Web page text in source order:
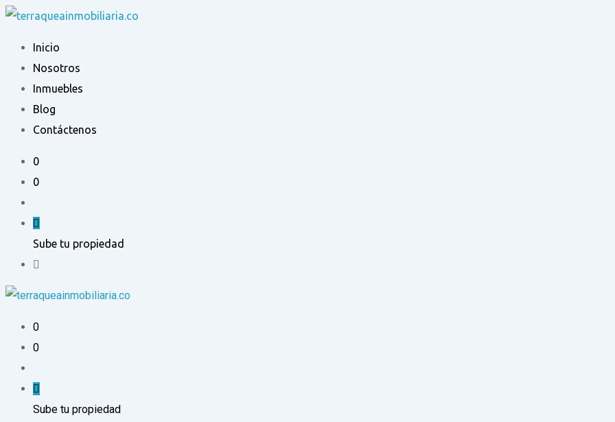
Ir
contenido
Inicio
Nosotros
Inmuebles
Blog
Contáctenos
0
0
Sube tu propiedad
0
0
Sube tu propiedad